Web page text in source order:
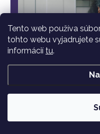
Tento web používa
tohto webu vyjadrujete
informácií tu.